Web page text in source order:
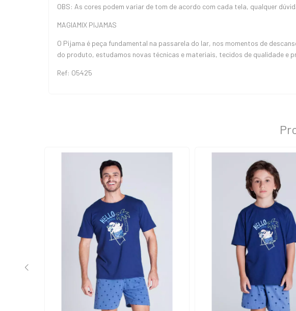
OBS: As cores podem variar de tom de acordo com cada tela, qualquer
MAGIAMIX PIJAMAS
O Pijama é peça fundamental na passarela do lar, nos momentos de
do produto, estudamos novas técnicas e materiais, tecidos de qualidade e
Ref: O5425